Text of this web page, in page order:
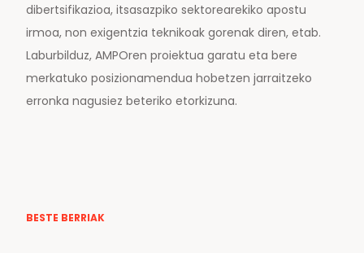
dibertsifikazioa, itsasazpiko sektorearekiko apostu
irmoa, non exigentzia teknikoak gorenak diren, etab.
Laburbilduz, AMPOren proiektua garatu eta bere
merkatuko posizionamendua hobetzen jarraitzeko
erronka nagusiez beteriko etorkizuna.
BESTE BERRIAK